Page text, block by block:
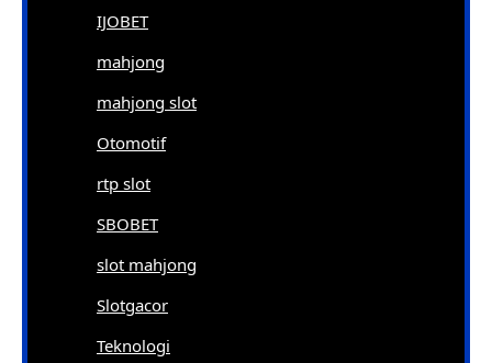
IJOBET
mahjong
mahjong slot
Otomotif
rtp slot
SBOBET
slot mahjong
Slotgacor
Teknologi